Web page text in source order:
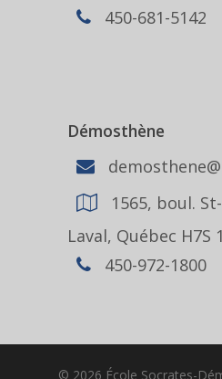
450-681-5142
Démosthène
1565, boul.
Laval, Québec H7S
450-972-1800
© 2026 École Socrates-